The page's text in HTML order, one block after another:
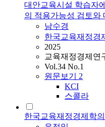
대안교육시설 학습자
의 적용가능성 검토와
남수경
한국교육재정경
2025
교육재정경제연
Vol.34 No.1
원문보기 2
KCI
스콜라
한국교육재정경제학